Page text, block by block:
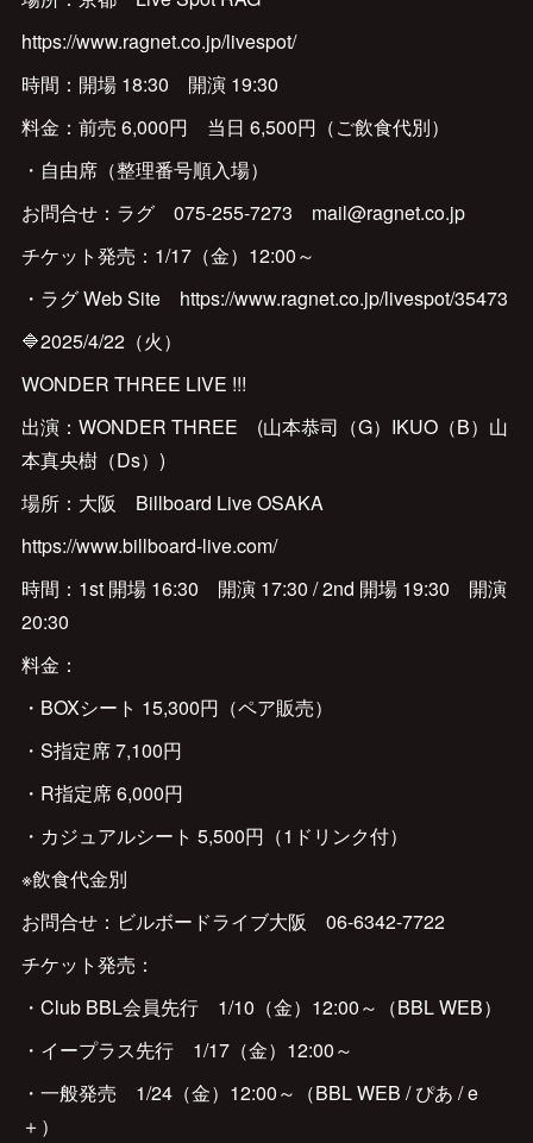
https://www.ragnet.co.jp/livespot/
時間：開場 18:30 開演 19:30
料金：前売 6,000円 当日 6,500円（ご飲食代別）
・自由席（整理番号順入場）
お問合せ：ラグ 075-255-7273 mail@ragnet.co.jp
チケット発売：1/17（金）12:00～
・ラグ Web Site https://www.ragnet.co.jp/livespot/35473
🔷2025/4/22（火）
WONDER THREE LIVE !!!
出演：WONDER THREE (山本恭司（G）IKUO（B）山
本真央樹（Ds）)
場所：大阪 Billboard Live OSAKA
https://www.billboard-live.com/
時間：1st 開場 16:30 開演 17:30 / 2nd 開場 19:30 開演
20:30
料金：
・BOXシート 15,300円（ペア販売）
・S指定席 7,100円
・R指定席 6,000円
・カジュアルシート 5,500円（1ドリンク付）
※飲食代金別
お問合せ：ビルボードライブ大阪 06-6342-7722
チケット発売：
・Club BBL会員先行 1/10（金）12:00～（BBL WEB）
・イープラス先行 1/17（金）12:00～
・一般発売 1/24（金）12:00～（BBL WEB / ぴあ / e
＋）